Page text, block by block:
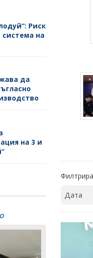
Риск
система на
да
на 3 и